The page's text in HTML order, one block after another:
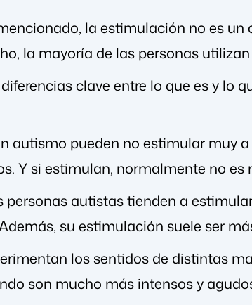
la estimulación no es
la mayoría de las personas
clave entre lo que es y lo
autismo pueden no estimular muy
Y si estimulan, normalmente no es
personas autistas tienden a
su estimulación suele ser
los sentidos de distintas
son mucho más intensos y